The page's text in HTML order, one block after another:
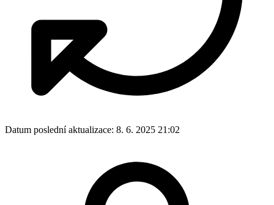
Datum poslední aktualizace: 8. 6. 2025 21:02